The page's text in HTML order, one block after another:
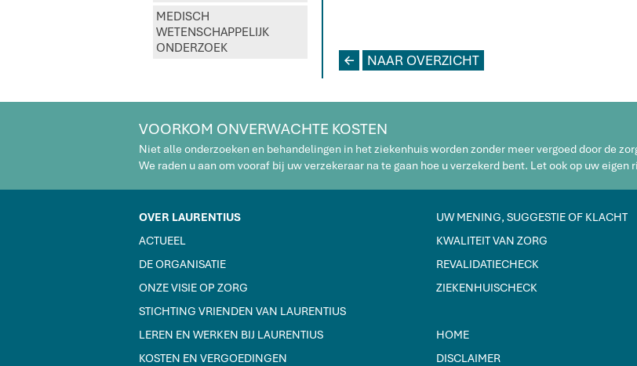
MEDISCH
WETENSCHAPPELIJK
ONDERZOEK
L NAAR OVERZICHT
VOORKOM ONVERWACHTE KOSTEN
Niet alle onderzoeken en behandelingen in het ziekenhuis worden zonder meer vergoed door de
We raden u aan om vooraf bij uw verzekeraar na te gaan hoe u verzekerd bent. Let ook op uw eigen
OVER LAURENTIUS
ACTUEEL
DE ORGANISATIE
ONZE VISIE OP ZORG
STICHTING VRIENDEN VAN LAURENTIUS
LEREN EN WERKEN BIJ LAURENTIUS
KOSTEN EN VERGOEDINGEN
UW MENING, SUGGESTIE OF KLACHT
KWALITEIT VAN ZORG
REVALIDATIECHECK
ZIEKENHUISCHECK
HOME
DISCLAIMER